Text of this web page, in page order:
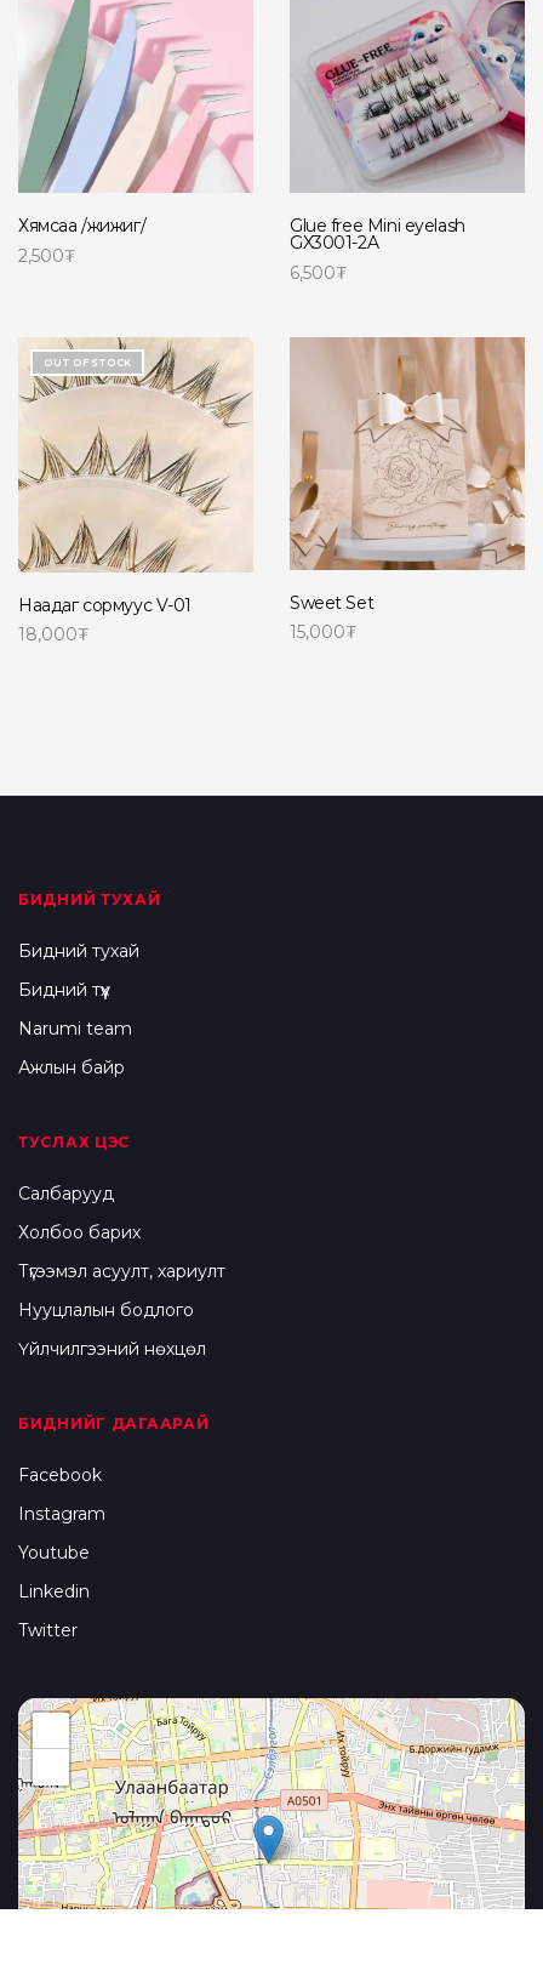
Хямсаа /жижиг/
2,500₮
Glue free Mini eyelash
GX3001-2A
6,500₮
OUT OF STOCK
Наадаг сормуус V-01
18,000₮
Sweet Set
15,000₮
БИДНИЙ ТУХАЙ
Бидний тухай
Бидний түүх
Narumi team
Ажлын байр
ТУСЛАХ ЦЭС
Салбарууд
Холбоо барих
Түгээмэл асуулт, хариулт
Нууцлалын бодлого
Үйлчилгээний нөхцөл
БИДНИЙГ ДАГААРАЙ
Facebook
Instagram
Youtube
Linkedin
Twitter